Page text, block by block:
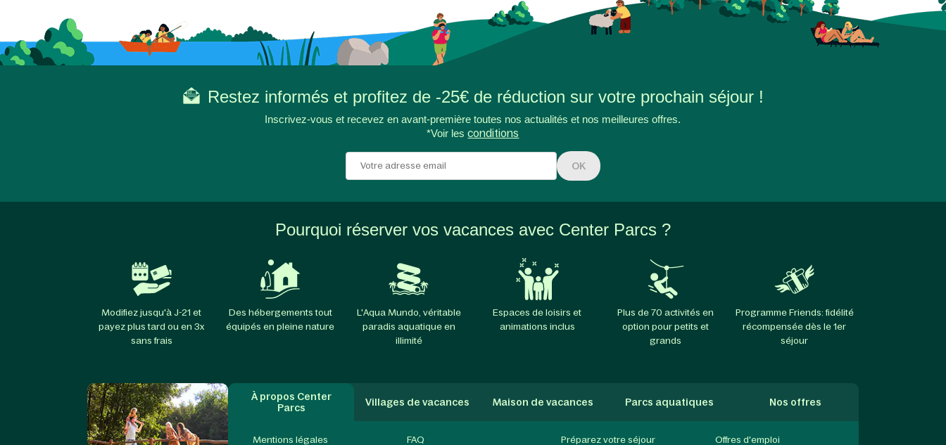
Restez informés et profitez de -25€ de réduction sur votre prochain séjour !
Inscrivez-vous et recevez en avant-première toutes nos actualités et nos meilleures offres.
*Voir lesconditions
OK
Pourquoi réserver vos vacances avec Center Parcs ?
Modifiez jusqu'à J-21 et
payez plus tard ou en 3x
sans frais
Des hébergements tout
équipés en pleine nature
L'Aqua Mundo, véritable
paradis aquatique en
illimité
Espaces de loisirs et
animations inclus
Plus de 70 activités en
option pour petits et
grands
Programme Friends: fidélité
récompensée dès le 1er
séjour
À propos Center
Parcs
Villages de vacances Maison de vacances Parcs aquatiques Nos offres
Mentions légales FAQ Préparez votre séjour Offres d'emploi